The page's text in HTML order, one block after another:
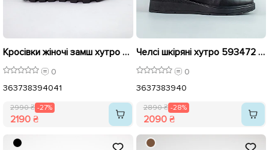
Кросівки жіночі замш хутро 592994 Коричневі розпродаж
0
363738394041
2990 ₴ -27%
2190 ₴
Челсі шкіряні хутро 593472 Чорні розпродаж
0
3637383940
2890 ₴ -28%
2090 ₴